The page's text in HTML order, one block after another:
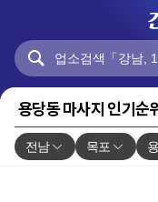
용당동 마사지 인기순
전남 목포